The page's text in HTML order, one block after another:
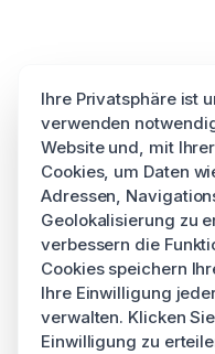
Ihre Privatsphäre ist
verwenden
Website und, mit
Cookies, um Daten
Adressen,
Geolokalisierung zu
verbessern die
Cookies speichern
Ihre Einwilligung
verwalten. Klicken
Einwilligung zu